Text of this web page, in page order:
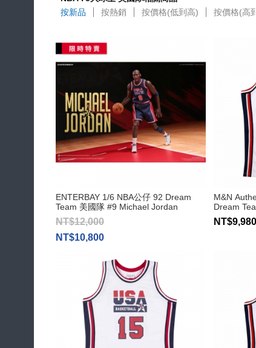
按新品
按熱銷 按價格(低到高) 按價格(高
ENTERBAY 1/6 NBA公仔 92 Dream
Team 美國隊 #9 Michael Jordan
NT$12,000
NT$10,800
M&N
Dream
NT$9,980